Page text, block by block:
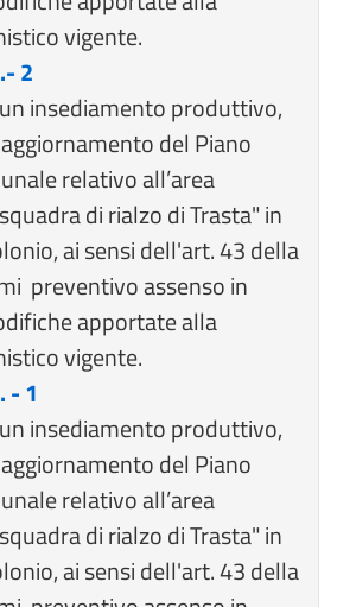
vigente.
2
insediamento produttivo,
del Piano
relativo all’area
di rialzo di Trasta" in
ai sensi dell'art. 43 della
preventivo assenso in
apportate alla
vigente.
- 1
insediamento produttivo,
del Piano
relativo all’area
di rialzo di Trasta" in
ai sensi dell'art. 43 della